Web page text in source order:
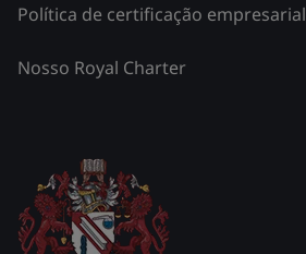
Política de certificação empresarial
Nosso Royal Charter